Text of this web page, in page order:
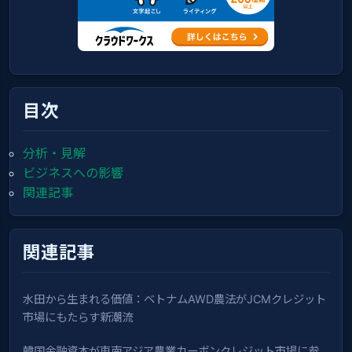
目次
分析・見解
ビジネスへの影響
関連記事
関連記事
水田から生まれる価値：ベトナムAWD農法がJCMクレジット
市場にもたらす新潮流